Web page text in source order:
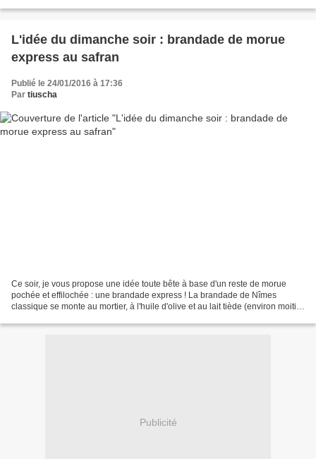
L'idée du dimanche soir : brandade de morue
express au safran
Publié le 24/01/2016 à 17:36
Par tiuscha
Ce soir, je vous propose une idée toute bête à base d'un reste de morue
pochée et effilochée : une brandade express ! La brandade de Nîmes
classique se monte au mortier, à l'huile d'olive et au lait tiède (environ moitié-
Publicité